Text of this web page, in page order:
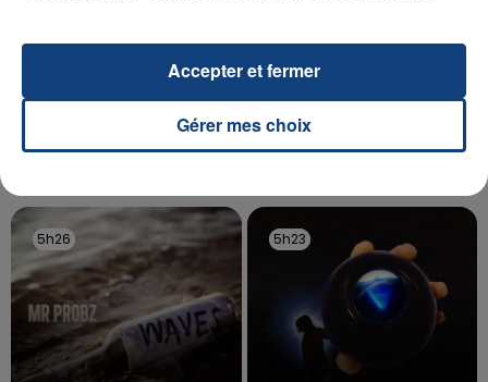
UNE ADOLESCENTE DEVANT SE FAIRE
OPÉRER DE LA CHEVILLE RESSORT DE LA...
La famille a porté plainte contre la clinique qui a
reconnu sa responsabilité et présenté ses
excuses.
5h26
5h26 5h23
5h23
Gérer mes choix
Accepter et fermer